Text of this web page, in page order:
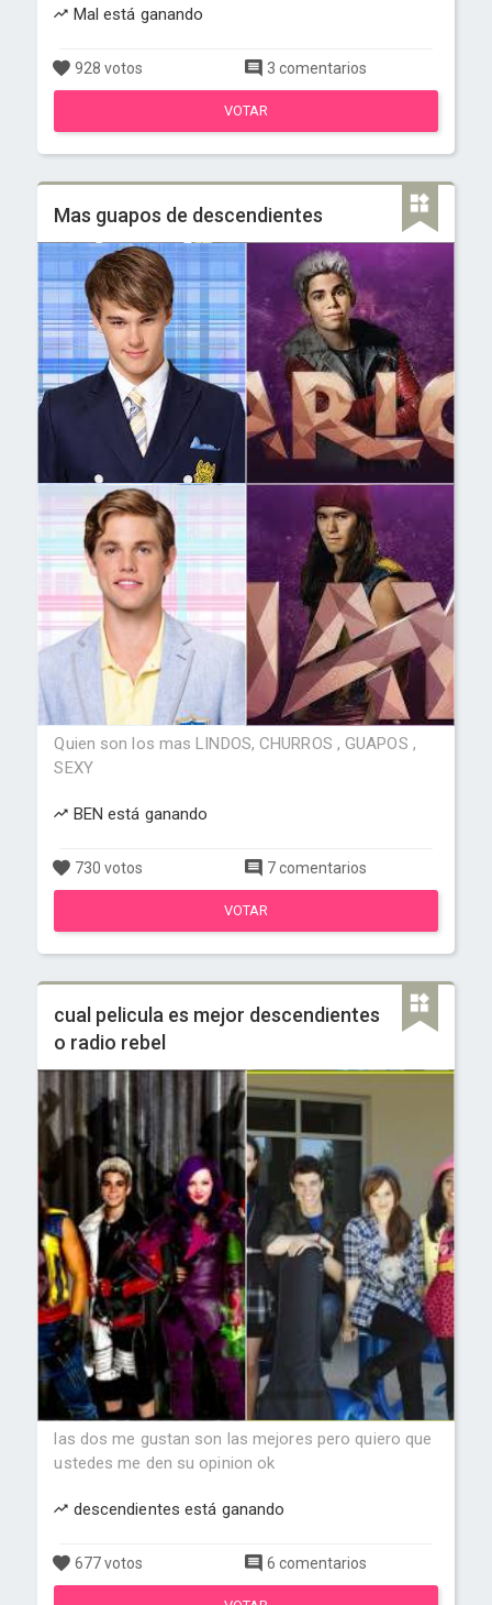
Mal está ganando
928 votos 3 comentarios
VOTAR
Mas guapos de descendientes
Quien son los mas LINDOS, CHURROS , GUAPOS ,
SEXY
BEN está ganando
730 votos 7 comentarios
VOTAR
cual pelicula es mejor descendientes
o radio rebel
las dos me gustan son las mejores pero quiero que
ustedes me den su opinion ok
descendientes está ganando
677 votos 6 comentarios